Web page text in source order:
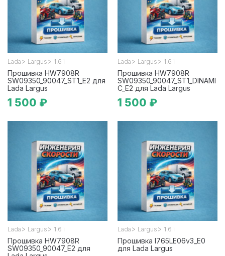
Lada > Largus > 1.6 i
Прошивка HW7908R
SW09350_90047_ST1_E2 для
Lada Largus
1 500 ₽
Lada > Largus > 1.6 i
Прошивка HW7908R
SW09350_90047_ST1_DINAMI
C_E2 для Lada Largus
1 500 ₽
Lada > Largus > 1.6 i
Прошивка HW7908R
SW09350_90047_E2 для
Lada > Largus > 1.6 i
Прошивка I765LE06v3_E0
для Lada Largus